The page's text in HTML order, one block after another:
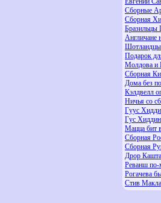
Сборные
Сборная
Англичане
Шотландцы
Подарок
Молдова и
Сборная
Дома без
Кэлдвелл
Ничья со
Гуус
Гус
Мацца бит
Сборная
Сборная
Дрор
Реванш по-
Рогачева
Стив